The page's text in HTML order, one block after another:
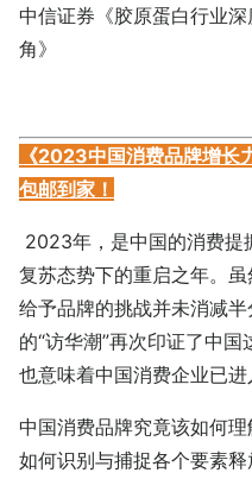
中信证券《胶原蛋白行业
角》
《2023中国消费品牌增
包邮到家！
2023年，是中国的消费提
复苏态势下的重启之年。
给予品牌的挑战并未消减
的“访华潮”再次印证了中
也意味着中国消费企业已进
中国消费品牌究竟该如何
如何识别与捕捉各个要素